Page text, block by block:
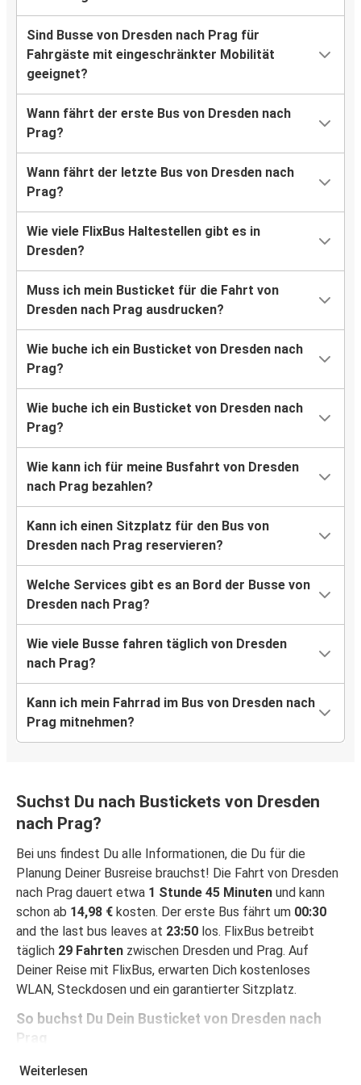
Sind Busse von Dresden nach Prag für
Fahrgäste mit eingeschränkter Mobilität
geeignet?
Wann fährt der erste Bus von Dresden nach
Prag?
Wann fährt der letzte Bus von Dresden nach
Prag?
Wie viele FlixBus Haltestellen gibt es in
Dresden?
Muss ich mein Busticket für die Fahrt von
Dresden nach Prag ausdrucken?
Wie buche ich ein Busticket von Dresden nach
Prag?
Wie buche ich ein Busticket von Dresden nach
Prag?
Wie kann ich für meine Busfahrt von Dresden
nach Prag bezahlen?
Kann ich einen Sitzplatz für den Bus von
Dresden nach Prag reservieren?
Welche Services gibt es an Bord der Busse von
Dresden nach Prag?
Wie viele Busse fahren täglich von Dresden
nach Prag?
Kann ich mein Fahrrad im Bus von Dresden nach
Prag mitnehmen?
Suchst Du nach Bustickets von Dresden
nach Prag?
Bei uns findest Du alle Informationen, die Du für die
Planung Deiner Busreise brauchst! Die Fahrt von Dresden
nach Prag dauert etwa 1 Stunde 45 Minuten und kann
schon ab 14,98 € kosten. Der erste Bus fährt um 00:30
and the last bus leaves at 23:50 los. FlixBus betreibt
täglich 29 Fahrten zwischen Dresden und Prag. Auf
Deiner Reise mit FlixBus, erwarten Dich kostenloses
WLAN, Steckdosen und ein garantierter Sitzplatz.
So buchst Du Dein Busticket von Dresden nach
Prag
Ein Ticket bei FlixBus zu buchen ist ganz einfach einfach:
Weiterlesen